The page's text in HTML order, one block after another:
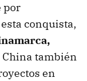
por
conquista,
China también
en